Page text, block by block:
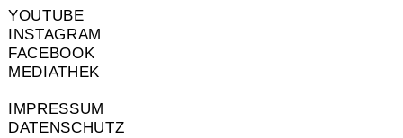
YOUTUBE
INSTAGRAM
FACEBOOK
MEDIATHEK
IMPRESSUM
DATENSCHUTZ